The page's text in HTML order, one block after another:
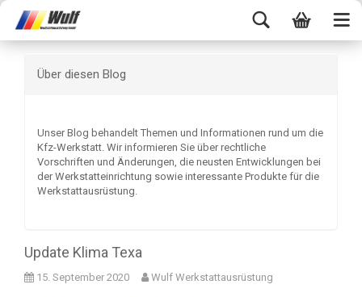
Über diesen Blog
Unser Blog behandelt Themen und Informationen rund um die
Kfz-Werkstatt. Wir informieren Sie über rechtliche
Vorschriften und Änderungen, die neusten Entwicklungen bei
der Werkstatteinrichtung sowie interessante Produkte für die
Werkstattausrüstung.
Update Klima Texa
15. September 2020 Wulf Werkstattausrüstung